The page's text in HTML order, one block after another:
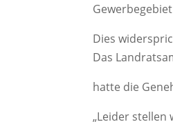
Dies
Das
hatte die
„Leider